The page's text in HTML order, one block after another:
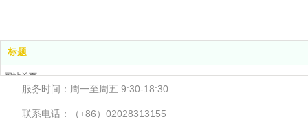
标题
网站首页
服务项目
客户案例
服务时间：周一至周五 9:30-18:30
联系电话：（+86）02028313155